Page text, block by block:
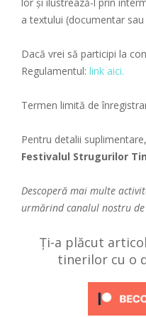
a textului (documentar
Dacă vrei să participi la
Regulamentul: link aici.
Termen limită de
Pentru detalii
Festivalul Strugurilor
Descoperă mai multe
urmărind canalul nostru de
Ți-a plăcut
tinerilor cu o